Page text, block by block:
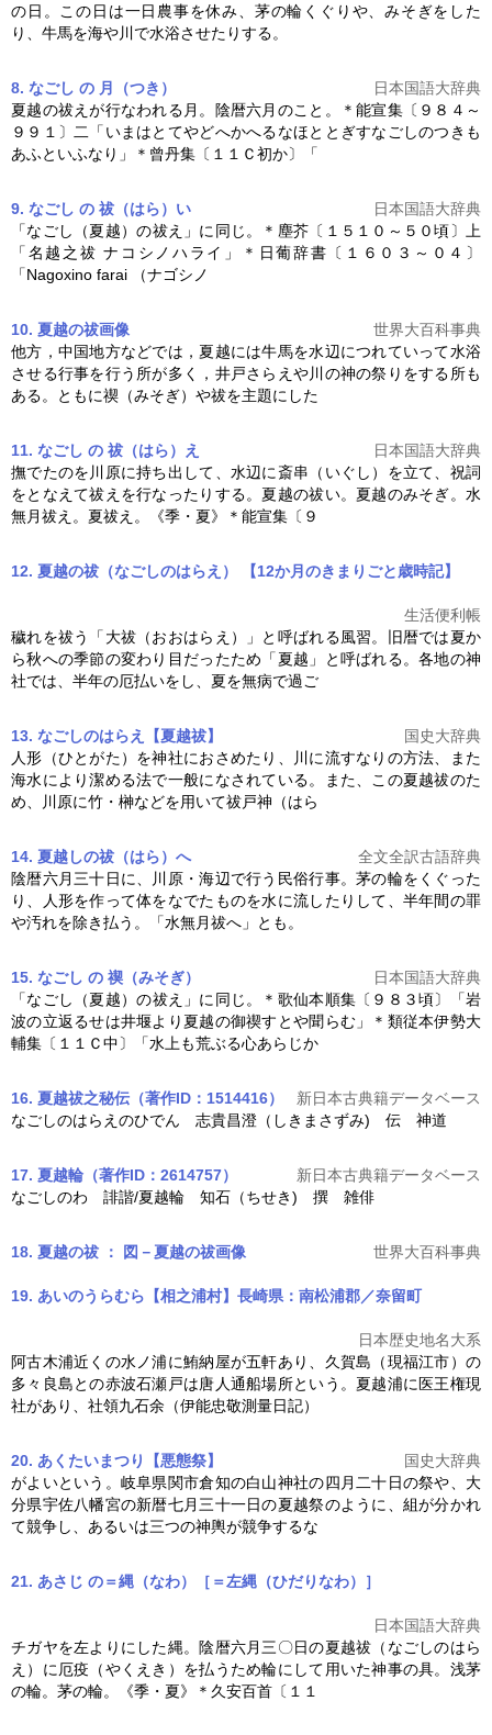
の日。この日は一日農事を休み、茅の輪くぐりや、みそぎをした
り、牛馬を海や川で水浴させたりする。
8. なごし の 月（つき）
日本国語大辞典
夏越の祓えが行なわれる月。陰暦六月のこと。＊能宣集〔９８４～
９９１〕二「いまはとてやどへかへるなほととぎすなごしのつきも
あふといふなり」＊曾丹集〔１１Ｃ初か〕「
9. なごし の 祓（はら）い
日本国語大辞典
「なごし（夏越）の祓え」に同じ。＊塵芥〔１５１０～５０頃〕上
「名越之祓 ナコシノハライ」＊日葡辞書〔１６０３～０４〕
「Nagoxino farai （ナゴシノ
10. 夏越の祓画像
世界大百科事典
他方，中国地方などでは， 夏越には牛馬を水辺につれていって水浴
させる行事を行う所が多く，井戸さらえや川の神の祭りをする所も
ある。ともに禊（みそぎ）や祓を主題にした
11. なごし の 祓（はら）え
日本国語大辞典
撫でたのを川原に持ち出して、水辺に斎串（いぐし）を立て、祝詞
をとなえて祓えを行なったりする。 夏越の祓い。 夏越のみそぎ。水
無月祓え。夏祓え。《季・夏》＊能宣集〔９
12. 夏越の祓（なごしのはらえ） 【12か月のきまりごと歳時記】
生活便利帳
穢れを祓う「大祓（おおはらえ）」と呼ばれる風習。旧暦では夏か
ら秋への季節の変わり目だったため「 夏越 」と呼ばれる。各地の神
社では、半年の厄払いをし、夏を無病で過ご
13. なごしのはらえ【夏越祓】
国史大辞典
人形（ひとがた）を神社におさめたり、川に流すなりの方法、また
海水により潔める法で一般になされている。また、この夏越祓のた
め、川原に竹・榊などを用いて祓戸神（はら
14. 夏越しの祓（はら）へ
全文全訳古語辞典
陰暦六月三十日に、川原・海辺で行う民俗行事。茅の輪をくぐった
り、人形を作って体をなでたものを水に流したりして、半年間の罪
や汚れを除き払う。「水無月祓へ」とも。
15. なごし の 禊（みそぎ）
日本国語大辞典
「なごし（夏越）の祓え」に同じ。＊歌仙本順集〔９８３頃〕「岩
波の立返るせは井堰より 夏越の御禊すとや聞らむ」＊類従本伊勢大
輔集〔１１Ｃ中〕「水上も荒ぶる心あらじか
16. 夏越祓之秘伝（著作ID：1514416）
新日本古典籍データベース
なごしのはらえのひでん 志貴昌澄（しきまさずみ) 伝 神道
17. 夏越輪（著作ID：2614757）
新日本古典籍データベース
なごしのわ 誹諧/夏越輪 知石（ちせき) 撰 雑俳
18. 夏越の祓 ： 図－夏越の祓画像 世界大百科事典
19. あいのうらむら【相之浦村】長崎県：南松浦郡／奈留町
日本歴史地名大系
阿古木浦近くの水ノ浦に鮪納屋が五軒あり、久賀島（現福江市）の
多々良島との赤波石瀬戸は唐人通船場所という。 夏越浦に医王権現
社があり、社領九石余（伊能忠敬測量日記）
20. あくたいまつり【悪態祭】
国史大辞典
がよいという。岐阜県関市倉知の白山神社の四月二十日の祭や、大
分県宇佐八幡宮の新暦七月三十一日の夏越祭のように、組が分かれ
て競争し、あるいは三つの神輿が競争するな
21. あさじ の＝縄（なわ）［＝左縄（ひだりなわ）］
日本国語大辞典
チガヤを左よりにした縄。陰暦六月三〇日の夏越祓（なごしのはら
え）に厄疫（やくえき）を払うため輪にして用いた神事の具。浅茅
の輪。茅の輪。《季・夏》＊久安百首〔１１